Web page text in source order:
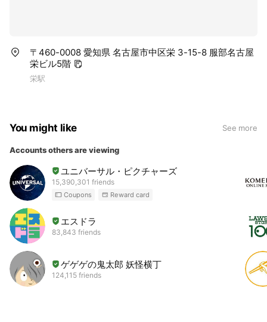
〒460-0008 愛知県 名古屋市中区栄 3-15-8 服部名古屋
栄ビル5階
栄駅
You might like See more
Accounts others are viewing
ユニバーサル・ピクチャーズ
15,390,301 friends
Coupons Reward card
エスドラ
83,843 friends
ゲゲゲの鬼太郎 妖怪横丁
124,115 friends